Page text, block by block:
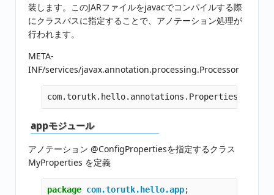
装します。このJARファイルをjavacでコンパイルする際
にクラスパスに指定することで、アノテーション処理が
行われます。
META-
INF/services/javax.annotation.processing.Processor
appモジュール
アノテーション @ConfigPropertiesを指定するクラス
MyProperties を定義
package com.torutk.hello.app;